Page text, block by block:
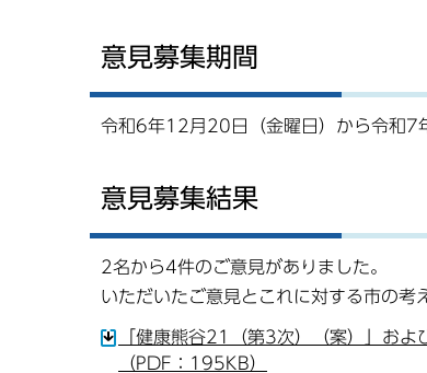
意見募集期間
令和6年12月20日（金曜日）から令和7
意見募集結果
2名から4件のご意見がありました。
いただいたご意見とこれに対する市の考
「健康熊谷21（第3次）（案）」お
（PDF：195KB）